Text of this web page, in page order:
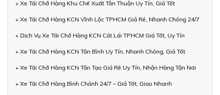
+ Xe Tải Chở Hàng Khu Chế Xuất Tân Thuận Uy Tín, Giá Tốt
+ Xe Tải Chở Hàng KCN Vĩnh Lộc TPHCM Giá Rẻ, Nhanh Chóng 24/7
+ Dịch Vụ Xe Tải Chở Hàng KCN Cát Lái TPHCM Giá Tốt, Uy Tín
+ Xe Tải Chở Hàng KCN Tân Bình Uy Tín, Nhanh Chóng, Giá Tốt
+ Xe Tải Chở Hàng KCN Tân Tạo Giá Rẻ Uy Tín, Nhận Hàng Tận Nơi
+ Xe Tải Chở Hàng Bình Chánh 24/7 – Giá Tốt, Giao Nhanh